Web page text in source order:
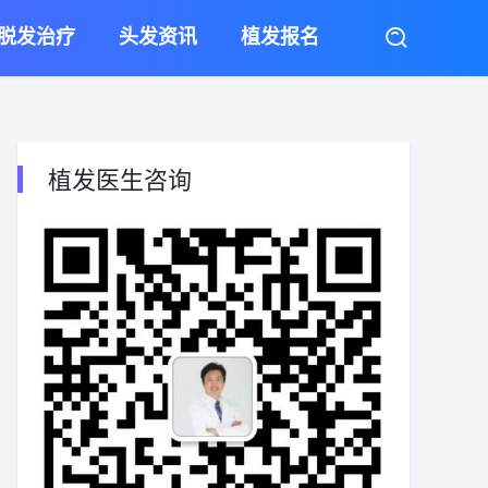
发治疗 头发资讯 植发报名
植发医生咨询